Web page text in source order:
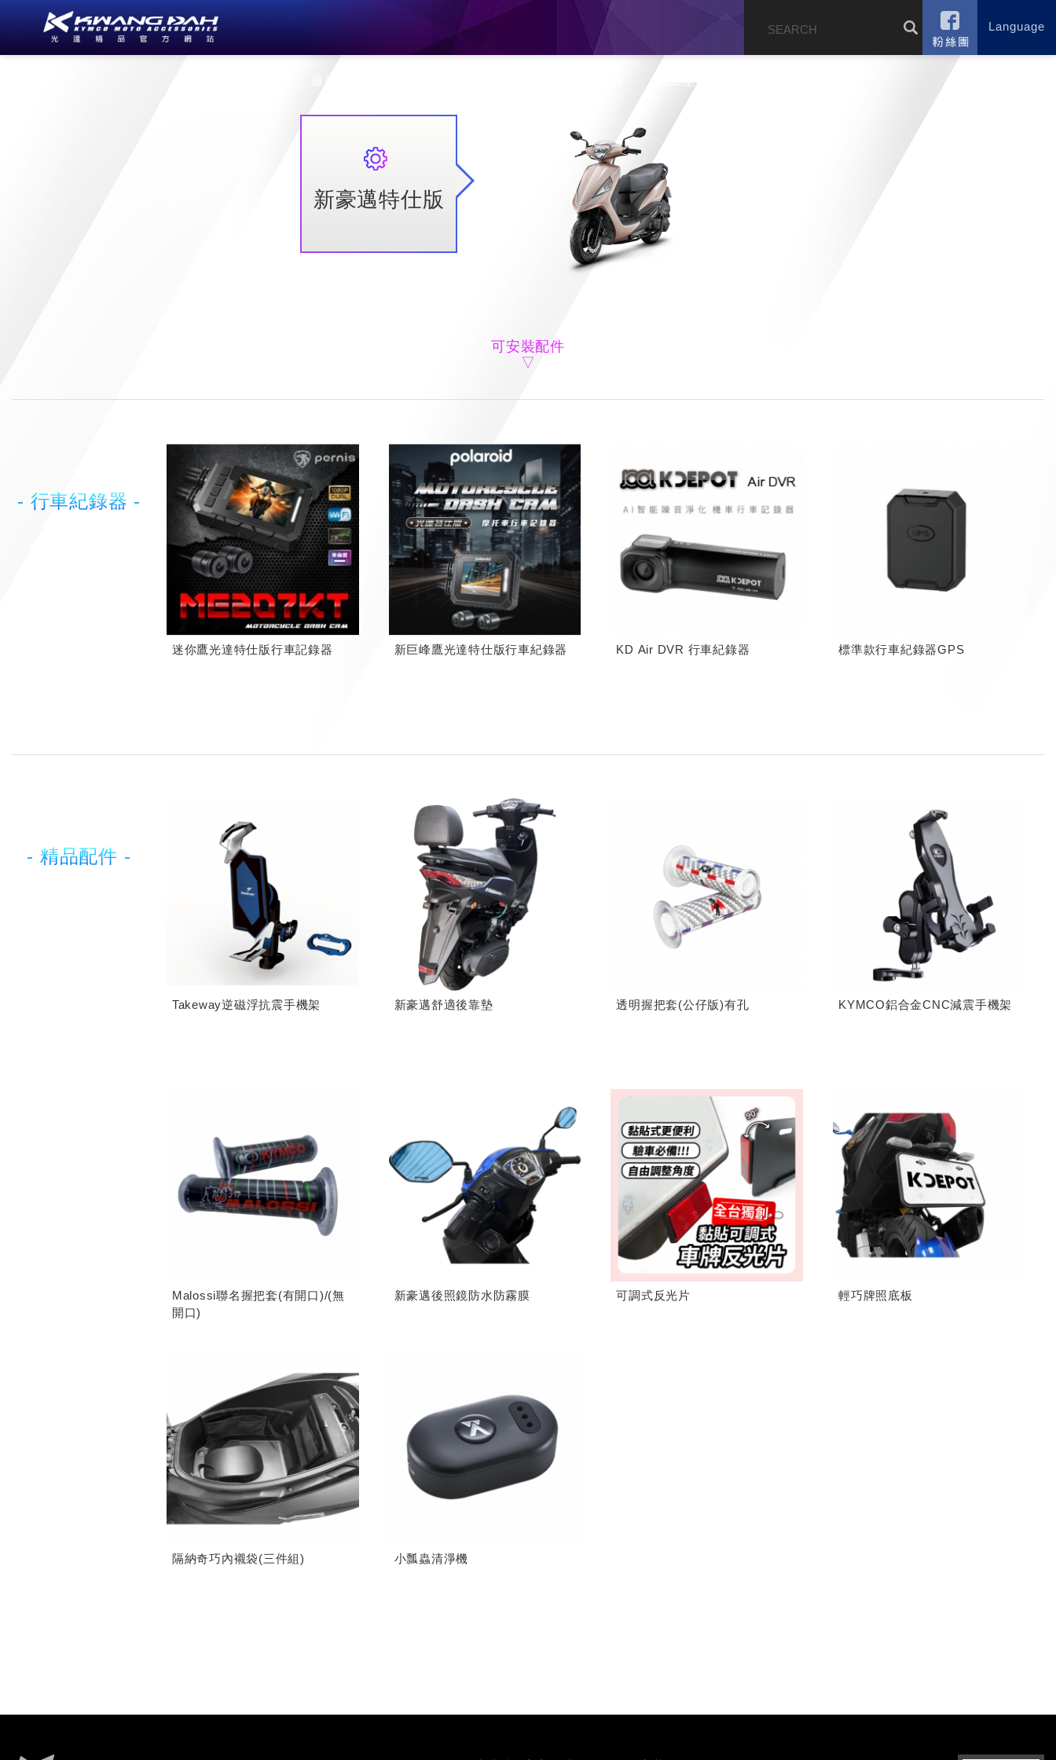
線上型錄
Language
新豪邁特仕版
可安裝配件
- 行車紀錄器 -
迷你鷹光達特仕版行車記錄器 新巨峰鷹光達特仕版行車紀錄器 KD Air DVR 行車紀錄器 標準款行車紀錄器GPS
- 精品配件 -
Takeway逆磁浮抗震手機架 新豪邁舒適後靠墊 透明握把套(公仔版)有孔 KYMCO鋁合金CNC減震手機架
Malossi聯名握把套(有開口)/(無
開口)
新豪邁後照鏡防水防霧膜 可調式反光片 輕巧牌照底板
隔納奇巧內襯袋(三件組) 小瓢蟲清淨機